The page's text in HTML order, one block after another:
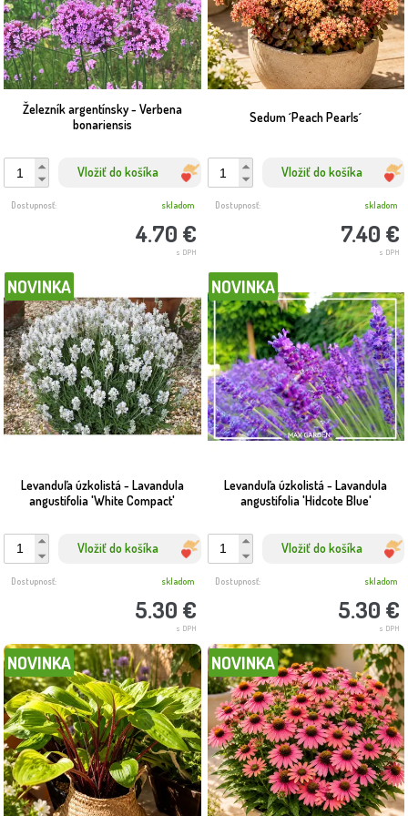
💡 Tip: Skombinujte slnkomilné a tieňomilné druhy podľa orientácie
záhona, a vytvorte tak dynamickú a pestrú výsadbu s minimom
údržby.
Železník argentínsky - Verbena
bonariensis
Vložiť do košíka
4.70 €
s DPH
Dostupnosť: skladom
Sedum ´Peach Pearls´
Vložiť do košíka
7.40 €
s DPH
Dostupnosť: skladom
Levanduľa úzkolistá - Lavandula
angustifolia 'White Compact'
NOVINKA
Vložiť do košíka
5.30 €
s DPH
Dostupnosť: skladom
Levanduľa úzkolistá - Lavandula
angustifolia 'Hidcote Blue'
NOVINKA
Vložiť do košíka
5.30 €
s DPH
Dostupnosť: skladom
NOVINKA NOVINKA